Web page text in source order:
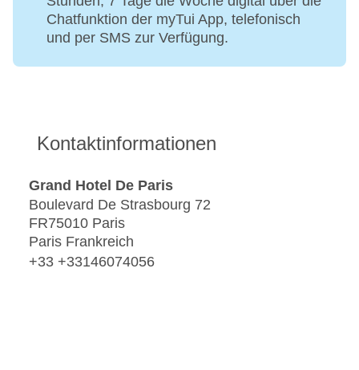
Chatfunktion der myTui App, telefonisch
und per SMS zur Verfügung.
Kontaktinformationen
Grand Hotel De Paris
Boulevard De Strasbourg 72
FR75010 Paris
Paris Frankreich
+33 +33146074056